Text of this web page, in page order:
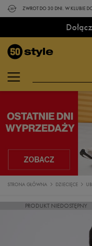
ZWROT DO 30 DNI. W KLUBIE
STRONA GŁÓWNA DZIECIĘCE
PRODUKT NIEDOSTĘPNY